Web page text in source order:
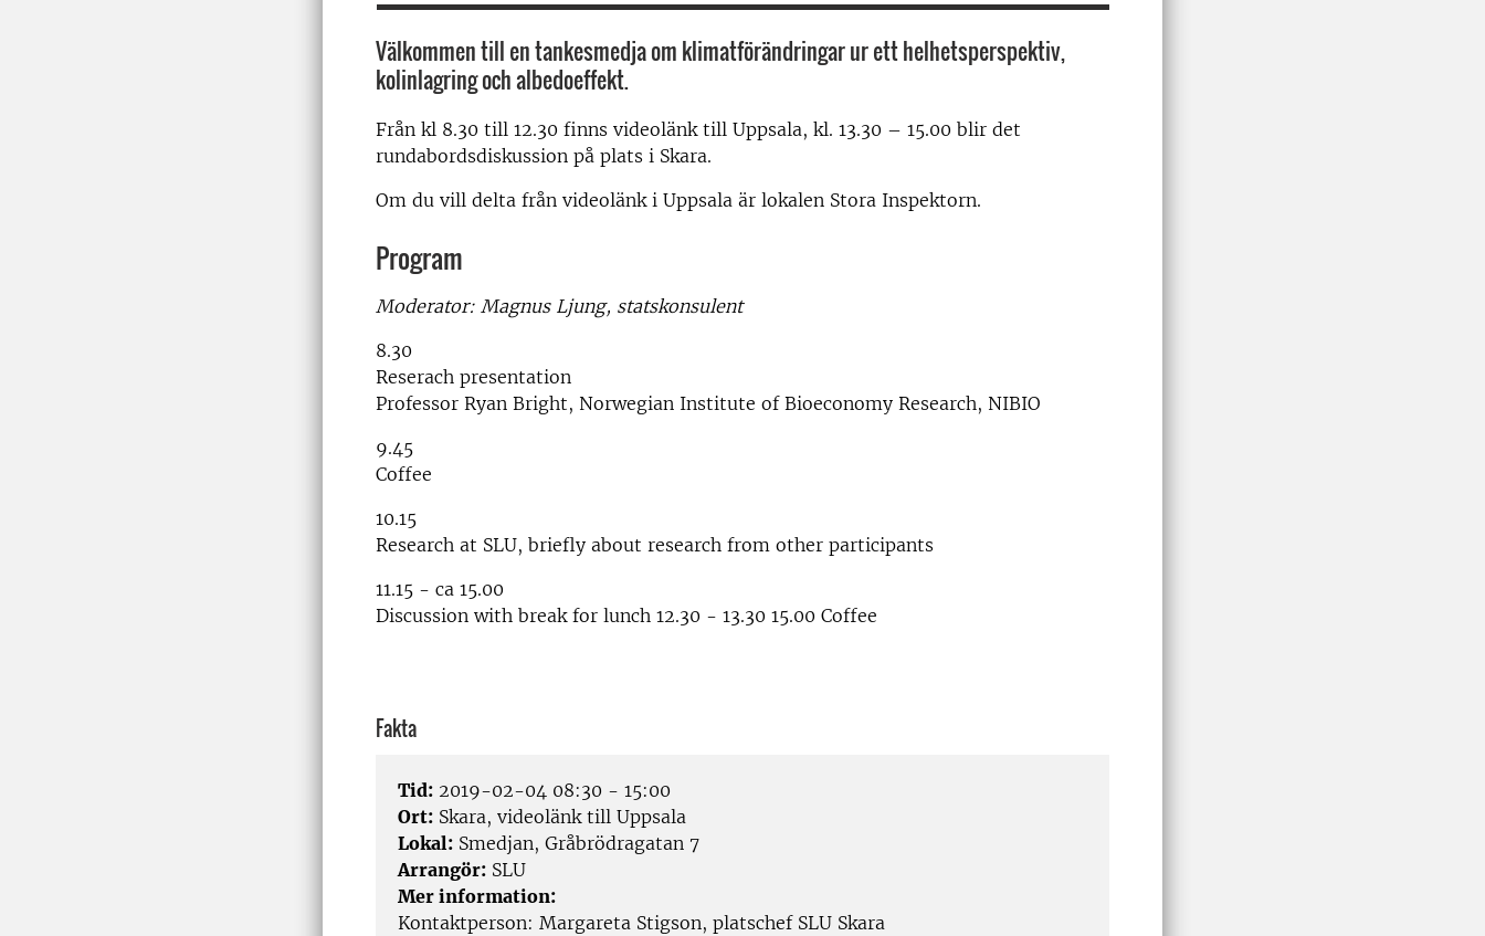
Välkommen till en tankesmedja om klimatförändringar ur ett helhetsperspektiv,
kolinlagring och albedoeffekt.
Från kl 8.30 till 12.30 finns videolänk till Uppsala, kl. 13.30 – 15.00 blir det
rundabordsdiskussion på plats i Skara.
Om du vill delta från videolänk i Uppsala är lokalen Stora Inspektorn.
Program
Moderator: Magnus Ljung, statskonsulent
8.30
Reserach presentation
Professor Ryan Bright, Norwegian Institute of Bioeconomy Research, NIBIO
9.45
Coffee
10.15
Research at SLU, briefly about research from other participants
11.15 - ca 15.00
Discussion with break for lunch 12.30 - 13.30 15.00 Coffee
Fakta
Tid: 2019-02-04 08:30 - 15:00
Ort: Skara, videolänk till Uppsala
Lokal: Smedjan, Gråbrödragatan 7
Arrangör: SLU
Mer information:
Kontaktperson: Margareta Stigson, platschef SLU Skara